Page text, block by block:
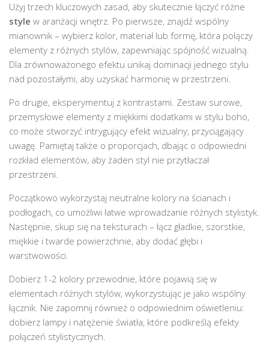
Użyj trzech kluczowych zasad, aby skutecznie łączyć różne
style w aranżacji wnętrz. Po pierwsze, znajdź wspólny
mianownik – wybierz kolor, materiał lub formę, która połączy
elementy z różnych stylów, zapewniając spójność wizualną.
Dla zrównoważonego efektu unikaj dominacji jednego stylu
nad pozostałymi, aby uzyskać harmonię w przestrzeni.
Po drugie, eksperymentuj z kontrastami. Zestaw surowe,
przemysłowe elementy z miękkimi dodatkami w stylu boho,
co może stworzyć intrygujący efekt wizualny, przyciągający
uwagę. Pamiętaj także o proporcjach, dbając o odpowiedni
rozkład elementów, aby żaden styl nie przytłaczał
przestrzeni.
Początkowo wykorzystaj neutralne kolory na ścianach i
podłogach, co umożliwi łatwe wprowadzanie różnych stylistyk.
Następnie, skup się na teksturach – łącz gładkie, szorstkie,
miękkie i twarde powierzchnie, aby dodać głębi i
warstwowości.
Dobierz 1-2 kolory przewodnie, które pojawią się w
elementach różnych stylów, wykorzystując je jako wspólny
łącznik. Nie zapomnij również o odpowiednim oświetleniu:
dobierz lampy i natężenie światła, które podkreślą efekty
połączeń stylistycznych.